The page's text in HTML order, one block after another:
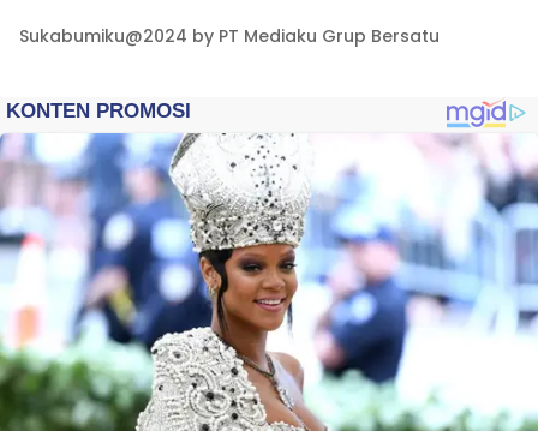
Sukabumiku@2024 by PT Mediaku Grup Bersatu